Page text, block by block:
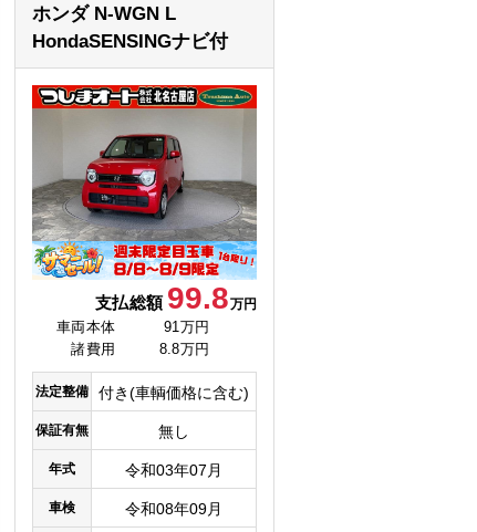
ホンダ N-WGN L
HondaSENSINGナビ付
支払総額 99.8万円
車両本体
91万円
諸費用
8.8万円
法定整備 付き(車輌価格に含む)
保証有無 無し
年式 令和03年07月
車検 令和08年09月